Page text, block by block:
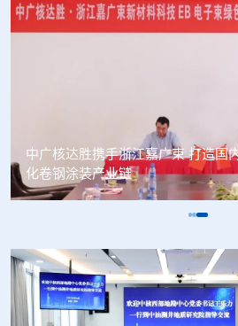
中广核达胜携手浙江嘉广束 打造国内首套全自主电子束固
化卷钢涂装产业链